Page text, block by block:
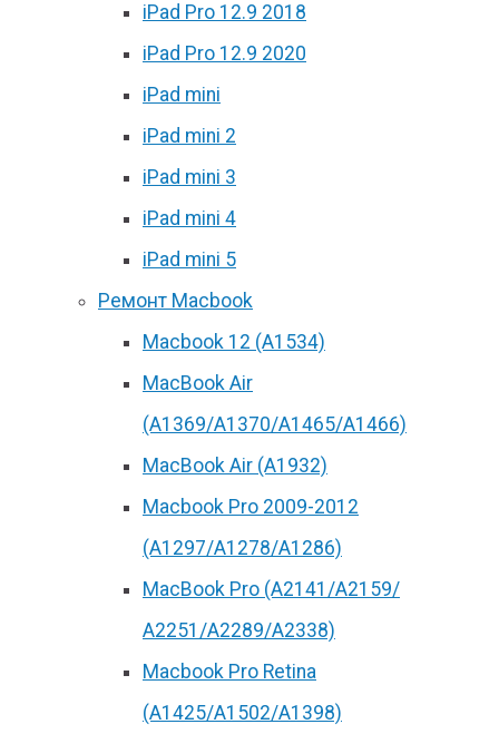
iPad Pro 12.9 2018
iPad Pro 12.9 2020
iPad mini
iPad mini 2
iPad mini 3
iPad mini 4
iPad mini 5
Ремонт Macbook
Macbook 12 (А1534)
MacBook Air
(A1369/A1370/A1465/A1466)
MacBook Air (A1932)
Macbook Pro 2009-2012
(A1297/A1278/A1286)
MacBook Pro (А2141/А2159/
А2251/A2289/A2338)
Macbook Pro Retina
(А1425/A1502/A1398)